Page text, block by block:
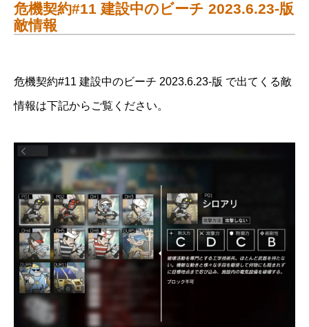
危機契約#11 建設中のビーチ 2023.6.23-版
敵情報
危機契約#11 建設中のビーチ 2023.6.23-版 で出てくる敵
情報は下記からご覧ください。